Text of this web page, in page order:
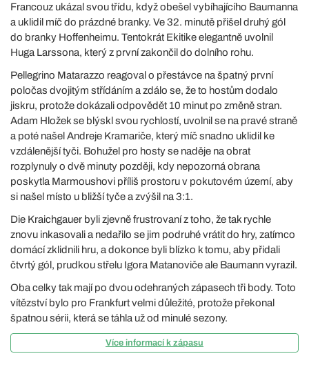
Francouz ukázal svou třídu, když obešel vybíhajícího Baumanna
a uklidil míč do prázdné branky. Ve 32. minutě přišel druhý gól
do branky Hoffenheimu. Tentokrát Ekitike elegantně uvolnil
Huga Larssona, který z první zakončil do dolního rohu.
Pellegrino Matarazzo reagoval o přestávce na špatný první
poločas dvojitým střídáním a zdálo se, že to hostům dodalo
jiskru, protože dokázali odpovědět 10 minut po změně stran.
Adam Hložek se blýskl svou rychlostí, uvolnil se na pravé straně
a poté našel Andreje Kramariče, který míč snadno uklidil ke
vzdálenější tyči. Bohužel pro hosty se naděje na obrat
rozplynuly o dvě minuty později, kdy nepozorná obrana
poskytla Marmoushovi příliš prostoru v pokutovém území, aby
si našel místo u bližší tyče a zvýšil na 3:1.
Die Kraichgauer byli zjevně frustrovaní z toho, že tak rychle
znovu inkasovali a nedařilo se jim podruhé vrátit do hry, zatímco
domácí zklidnili hru, a dokonce byli blízko k tomu, aby přidali
čtvrtý gól, prudkou střelu Igora Matanoviče ale Baumann vyrazil.
Oba celky tak mají po dvou odehraných zápasech tři body. Toto
vítězství bylo pro Frankfurt velmi důležité, protože překonal
špatnou sérii, která se táhla už od minulé sezony.
Více informací k zápasu